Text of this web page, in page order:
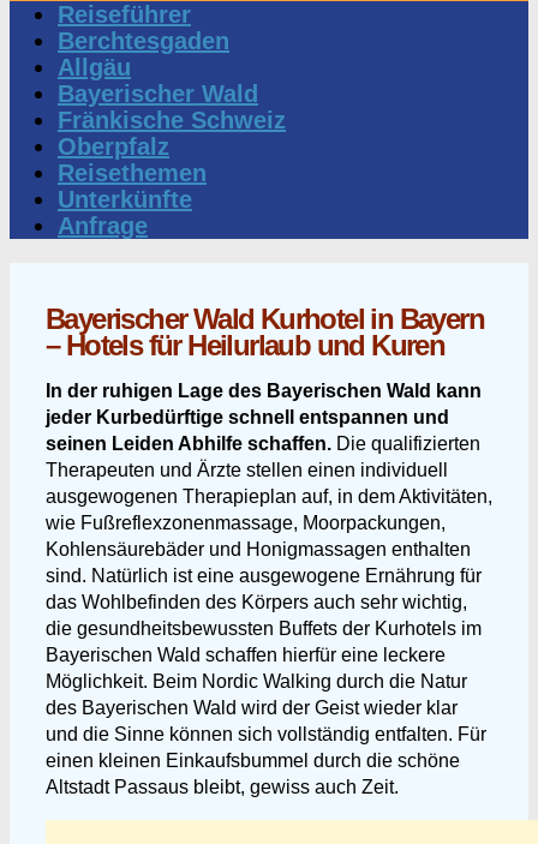
Reiseführer
Berchtesgaden
Allgäu
Bayerischer Wald
Fränkische Schweiz
Oberpfalz
Reisethemen
Unterkünfte
Anfrage
Bayerischer Wald Kurhotel in Bayern
– Hotels für Heilurlaub und Kuren
In der ruhigen Lage des Bayerischen Wald kann
jeder Kurbedürftige schnell entspannen und
seinen Leiden Abhilfe schaffen. Die qualifizierten
Therapeuten und Ärzte stellen einen individuell
ausgewogenen Therapieplan auf, in dem Aktivitäten,
wie Fußreflexzonenmassage, Moorpackungen,
Kohlensäurebäder und Honigmassagen enthalten
sind. Natürlich ist eine ausgewogene Ernährung für
das Wohlbefinden des Körpers auch sehr wichtig,
die gesundheitsbewussten Buffets der Kurhotels im
Bayerischen Wald schaffen hierfür eine leckere
Möglichkeit. Beim Nordic Walking durch die Natur
des Bayerischen Wald wird der Geist wieder klar
und die Sinne können sich vollständig entfalten. Für
einen kleinen Einkaufsbummel durch die schöne
Altstadt Passaus bleibt, gewiss auch Zeit.